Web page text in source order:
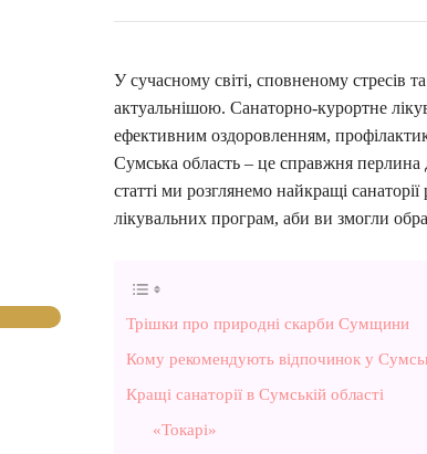
У сучасному світі, сповненому стресів
актуальнішою. Санаторно-курортне
ефективним оздоровленням,
Сумська область – це справжня перлина
статті ми розглянемо найкращі
лікувальних програм, аби ви змогли
Трішки про природні скарби Сумщини
Кому рекомендують відпочинок у
Кращі санаторії в Сумській області
«Токарі»